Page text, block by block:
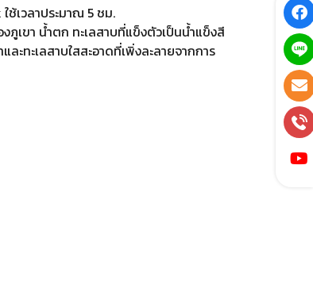
ช้เวลาประมาณ 5 ชม.
เขา น้ำตก ทะเลสาบที่แข็งตัวเป็นน้ำแข็งสี
ทะเลสาบใสสะอาดที่เพิ่งละลายจากการ